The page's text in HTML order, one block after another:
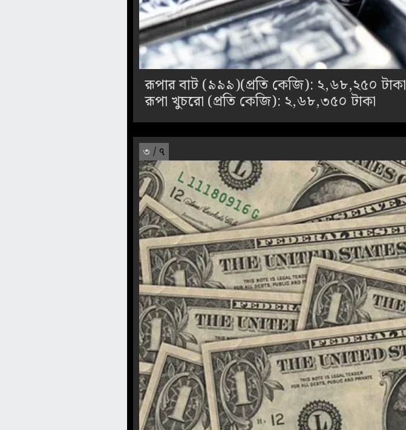
রূপার বাট (৯৯৯)(প্রতি কেজি): ২,৬৮,২৫০ টাকা
রূপা খুচরো (প্রতি কেজি): ২,৬৮,৩৫০ টাকা
৩ / ৭